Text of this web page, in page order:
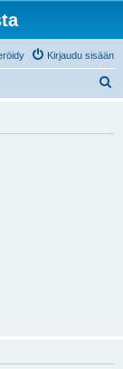
Kirjaudu sisään